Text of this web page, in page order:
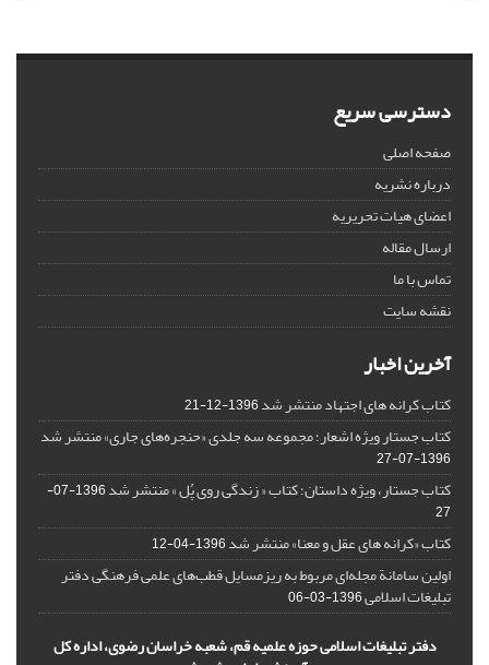
دسترسی سریع
صفحه اصلی
درباره نشریه
اعضای هیات تحریریه
ارسال مقاله
تماس با ما
نقشه سایت
آخرین اخبار
کتاب کرانه های اجتهاد منتشر شد1396-12-21
کتاب جستار ویژه اشعار؛ مجموعه سه جلدی «حنجره‌های جاری» منتشر شد
1396-07-27
کتاب جستار، ویژه داستان؛ کتاب « زندگی روی پُل » منتشر شد
1396-07-
27
کتاب «کرانه های عقل و معنا» منتشر شد1396-04-12
اولین سامانة مجله‌ای مربوط به ریزمسایل‌ قطب‌های علمی فرهنگی دفتر
تبلیغات اسلامی1396-03-06
دفتر تبلیغات اسلامی حوزه علمیه قم، شعبه خراسان رضوی، اداره کل